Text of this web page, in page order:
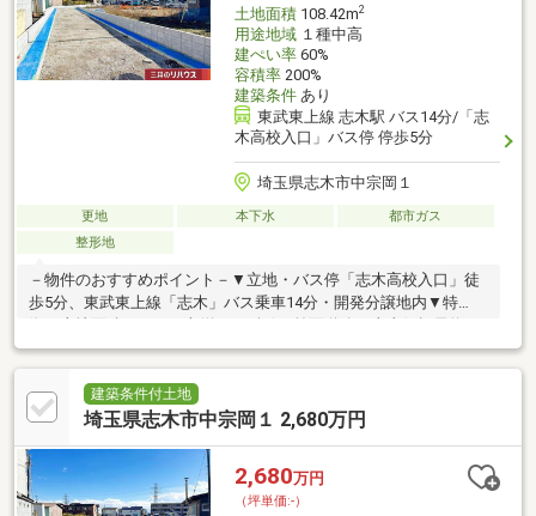
土地面積108.42m2
用途地域１種中高
建ぺい率60%
容積率200%
建築条件あり
東武東上線 志木駅 バス14分/「志
木高校入口」バス停 停歩5分
埼玉県志木市中宗岡１
更地 本下水
都市ガス
整形地
－物件のおすすめポイント－▼立地・バス停「志木高校入口」徒
歩5分、東武東上線「志木」バス乗車14分・開発分譲地内▼特
4.5m、間口は約7.6m・契約から竣工までスムーズな建築条件付宅
地販売・都市ガス・本下水に対応しています・現況は更地です▼
周辺環境・ダイケーストアー 徒歩5分(約350m)・志木市立宗岡第
四小学校 徒歩9分(約660m)・志木市立宗岡中学校 徒歩9分(約
物件の詳細・ご相談はお気軽にお問い合わせください。
建築条件付土地
埼玉県志木市中宗岡１ 2,680万円
2,680万円
（坪単価:-）